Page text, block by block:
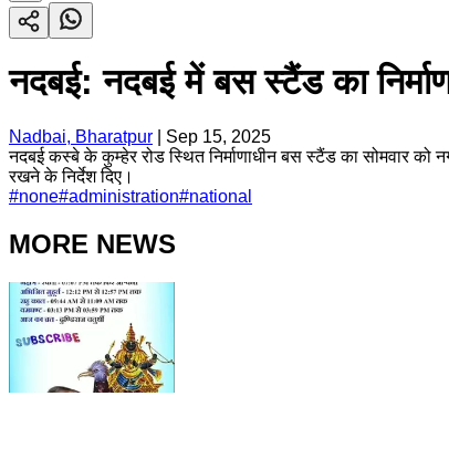
नदबई: नदबई में बस स्टैंड का
Nadbai, Bharatpur
Sep 15, 2025
नदबई कस्बे के कुम्हेर रोड स्थित निर्माणाधीन बस स्टैंड का सोमवार को
रखने के निर्देश दिए।
#none#administration#national
MORE NEWS